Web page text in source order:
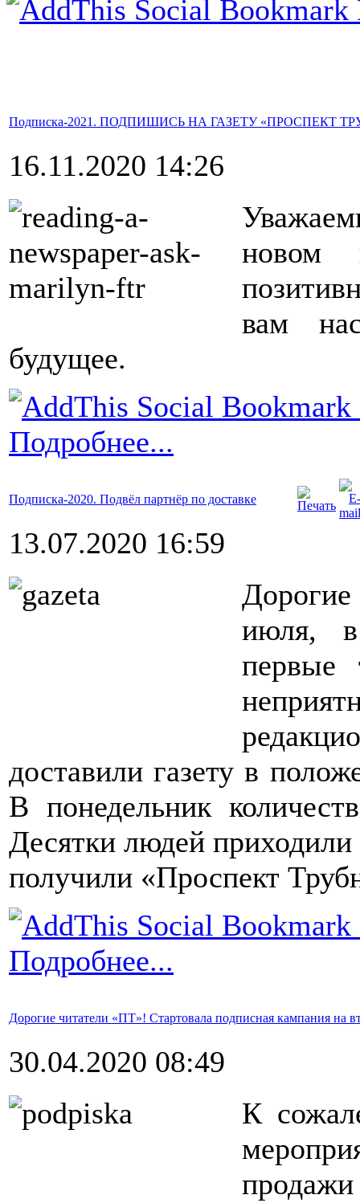
Подписка-2021. ПОДПИШИСЬ НА ГАЗЕТУ «ПРОСПЕКТ
16.11.2020 14:26
новом
вам
будущее.
Подробнее...
Подписка-2020. Подвёл партнёр по доставке
13.07.2020 16:59
июля, в
первые
доставили газету в
В понедельник
Десятки людей
получили «Проспект
Подробнее...
Дорогие читатели «ПТ»! Стартовала подписная кампания на
30.04.2020 08:49
К